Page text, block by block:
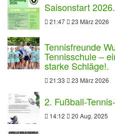
Saisonstart 2026.
21:47 23 März 2026
Tennisfreunde
Tennisschule –
starke Schläge!.
21:33 23 März 2026
2. Fußball-
14:12 20 Aug. 2025